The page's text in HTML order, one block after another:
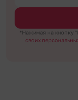
*Нажимая на кнопку
своих